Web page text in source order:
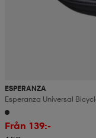
ESPERANZA
Esperanza Universal
Från 139:-